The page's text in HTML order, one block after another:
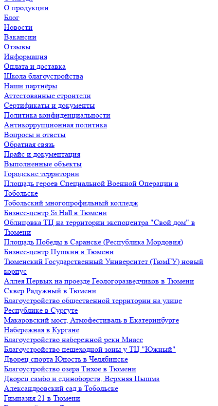
О продукции
Блог
Новости
Вакансии
Отзывы
Информация
Оплата и доставка
Школа благоустройства
Наши партнёры
Аттестованные строители
Сертификаты и документы
Политика конфиденциальности
Антикоррупционная политика
Вопросы и ответы
Обратная связь
Прайс и документация
Выполненные объекты
Городские территории
Площадь героев Специальной Военной Операции в
Тобольске
Тобольский многопрофильный колледж
Бизнес-центр Si Hall в Тюмени
Облицовка ТЦ на территории экспоцентра "Свой дом" в
Тюмени
Площадь Победы в Саранске (Республика Мордовия)
Бизнес-центр Пушкин в Тюмени
Тюменский Государственный Университет (ТюмГУ) новый
корпус
Аллея Первых на проезде Геологоразведчиков в Тюмени
Сквер Радужный в Тюмени
Благоустройство общественной территории на улице
Республике в Сургуте
Макаровский мост, Атмофестиваль в Екатеринбурге
Набережная в Кургане
Благоустройство набережной реки Миасс
Благоустройство пешеходной зоны у ТЦ "Южный"
Дворец спорта Юность в Челябинске
Благоустройство озера Тихое в Тюмени
Дворец самбо и единоборств, Верхняя Пышма
Александровский сад в Тобольске
Гимназия 21 в Тюмени